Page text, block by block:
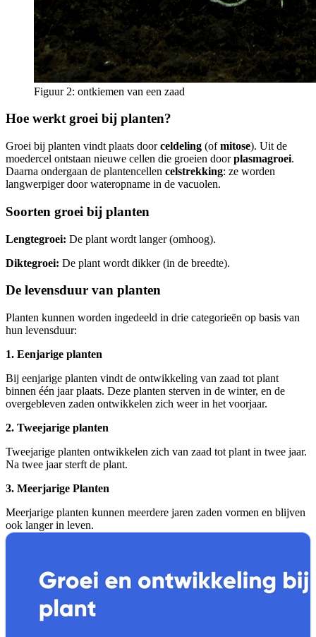
Figuur 2: ontkiemen van een zaad
Hoe werkt groei bij planten?
Groei bij planten vindt plaats doorceldeling (ofmitose). Uit de
moedercel ontstaan nieuwe cellen die groeien doorplasmagroei.
Daarna ondergaan de plantencellen celstrekking: ze worden
langwerpiger door wateropname in de vacuolen.
Soorten groei bij planten
Lengtegroei: De plant wordt langer (omhoog).
Diktegroei: De plant wordt dikker (in de breedte).
De levensduur van planten
Planten kunnen worden ingedeeld in drie categorieën op basis van
hun levensduur:
1. Eenjarige planten
Bij eenjarige planten vindt de ontwikkeling van zaad tot plant
binnen één jaar plaats. Deze planten sterven in de winter, en de
overgebleven zaden ontwikkelen zich weer in het voorjaar.
2. Tweejarige planten
Tweejarige planten ontwikkelen zich van zaad tot plant in twee jaar.
Na twee jaar sterft de plant.
3. Meerjarige Planten
Meerjarige planten kunnen meerdere jaren zaden vormen en blijven
ook langer in leven.